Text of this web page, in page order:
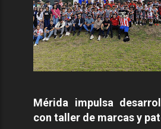
Mérida impulsa
con taller de marcas y